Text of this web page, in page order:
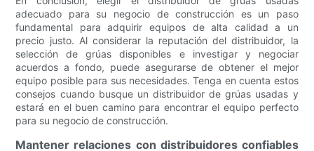
adecuado para su negocio de construcción es un paso
fundamental para adquirir equipos de alta calidad a un
precio justo. Al considerar la reputación del distribuidor, la
selección de grúas disponibles e investigar y negociar
acuerdos a fondo, puede asegurarse de obtener el mejor
equipo posible para sus necesidades. Tenga en cuenta estos
consejos cuando busque un distribuidor de grúas usadas y
estará en el buen camino para encontrar el equipo perfecto
para su negocio de construcción.
Mantener relaciones con distribuidores confiables